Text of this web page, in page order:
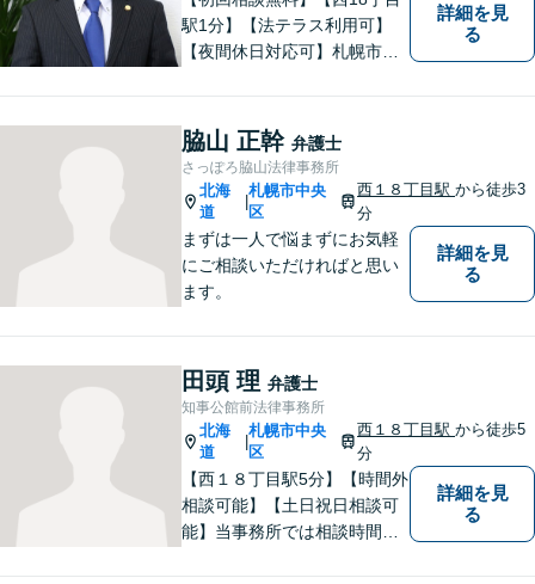
駅1分】【法テラス利用可】
【夜間休日対応可】札幌市中
は離婚男女問題・労働問題・
不動産問題・交通事故です。
札幌市内をはじめ、道内の皆
様の法律問題に真摯に対応し
ます。ぜひ一度ご相談くださ
い。
詳細を見
る
脇山 正幹 弁護士
さっぽろ脇山法律事務所
北海
道
|
札幌市中央
区
西１８丁目駅から徒歩3
分
まずは一人で悩まずにお気軽
にご相談いただければと思い
ます。
詳細を見
る
田頭 理 弁護士
知事公館前法律事務所
北海
道
|
札幌市中央
区
西１８丁目駅から徒歩5
分
【西１８丁目駅5分】【時間外
相談可能】【土日祝日相談可
能】当事務所では相談時間を
詳細を見
る